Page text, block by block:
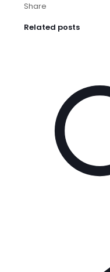
Share
Related posts